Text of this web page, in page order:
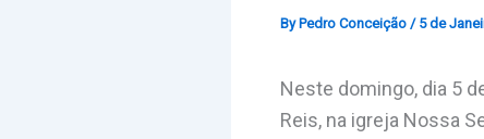
By Pedro Conceição / 5 de
Neste domingo, dia 5
Reis, na igreja Nossa